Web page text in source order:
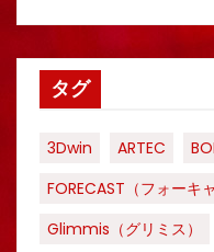
タグ
3Dwin ARTEC
FORECAST（フォーキ
Glimmis（グリミス）